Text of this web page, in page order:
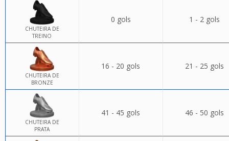
CHUTEIRA DE
TREINO
0 gols 1 - 2 gols
CHUTEIRA DE
BRONZE
16 - 20 gols 21 - 25 gols
CHUTEIRA DE
PRATA
41 - 45 gols 46 - 50 gols